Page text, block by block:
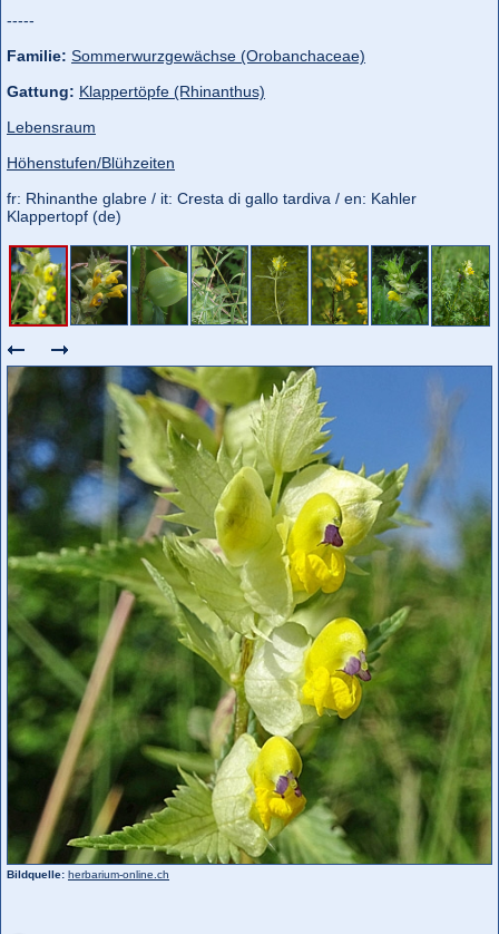
Bildquelle: herbarium-online.ch
-----
Familie: Sommerwurzgewächse (Orobanchaceae)
Gattung: Klappertöpfe (Rhinanthus)
Lebensraum
Höhenstufen/Blühzeiten
fr: Rhinanthe glabre / it: Cresta di gallo tardiva / en: Kahler
Klappertopf (de)